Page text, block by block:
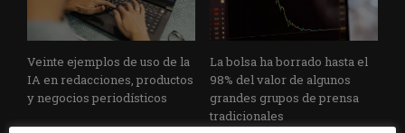
Veinte ejemplos de uso de la
IA en redacciones, productos
y negocios periodísticos
La bolsa ha borrado hasta el
98% del valor de algunos
grandes grupos de prensa
tradicionales